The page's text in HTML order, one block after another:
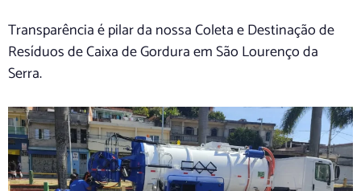
Transparência é pilar da nossa Coleta e Destinação de
Resíduos de Caixa de Gordura em São Lourenço da
Serra.